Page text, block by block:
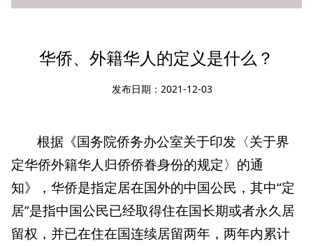
华侨、外籍华人的定义是什么？
发布日期：2021-12-03
根据《国务院侨务办公室关于印发〈关于界
定华侨外籍华人归侨侨眷身份的规定〉的通
知》，华侨是指定居在国外的中国公民，其中“定
居”是指中国公民已经取得住在国长期或者永久居
留权，并已在住在国连续居留两年，两年内累计